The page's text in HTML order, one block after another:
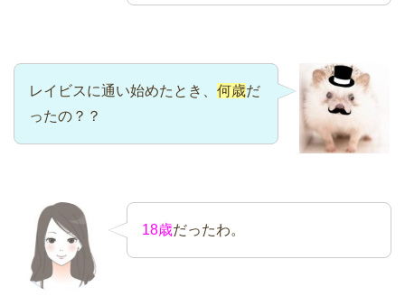
レイビスに通い始めたとき、 何歳だ
ったの？？
18歳だったわ。